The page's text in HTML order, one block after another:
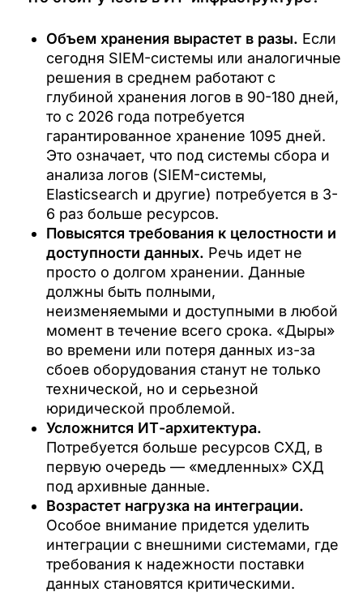
Объем хранения вырастет в разы. Если
сегодня SIEM-системы или аналогичные
решения в среднем работают с
глубиной хранения логов в 90-180 дней,
то с 2026 года потребуется
гарантированное хранение 1095 дней.
Это означает, что под системы сбора и
анализа логов (SIEM-системы,
Elasticsearch и другие) потребуется в 3-
6 раз больше ресурсов.
Повысятся требования к целостности и
доступности данных. Речь идет не
просто о долгом хранении. Данные
должны быть полными,
неизменяемыми и доступными в любой
момент в течение всего срока. «Дыры»
во времени или потеря данных из-за
сбоев оборудования станут не только
технической, но и серьезной
юридической проблемой.
Усложнится ИТ-архитектура.
Потребуется больше ресурсов СХД, в
первую очередь — «медленных» СХД
под архивные данные.
Возрастет нагрузка на интеграции.
Особое внимание придется уделить
интеграции с внешними системами, где
требования к надежности поставки
данных становятся критическими.